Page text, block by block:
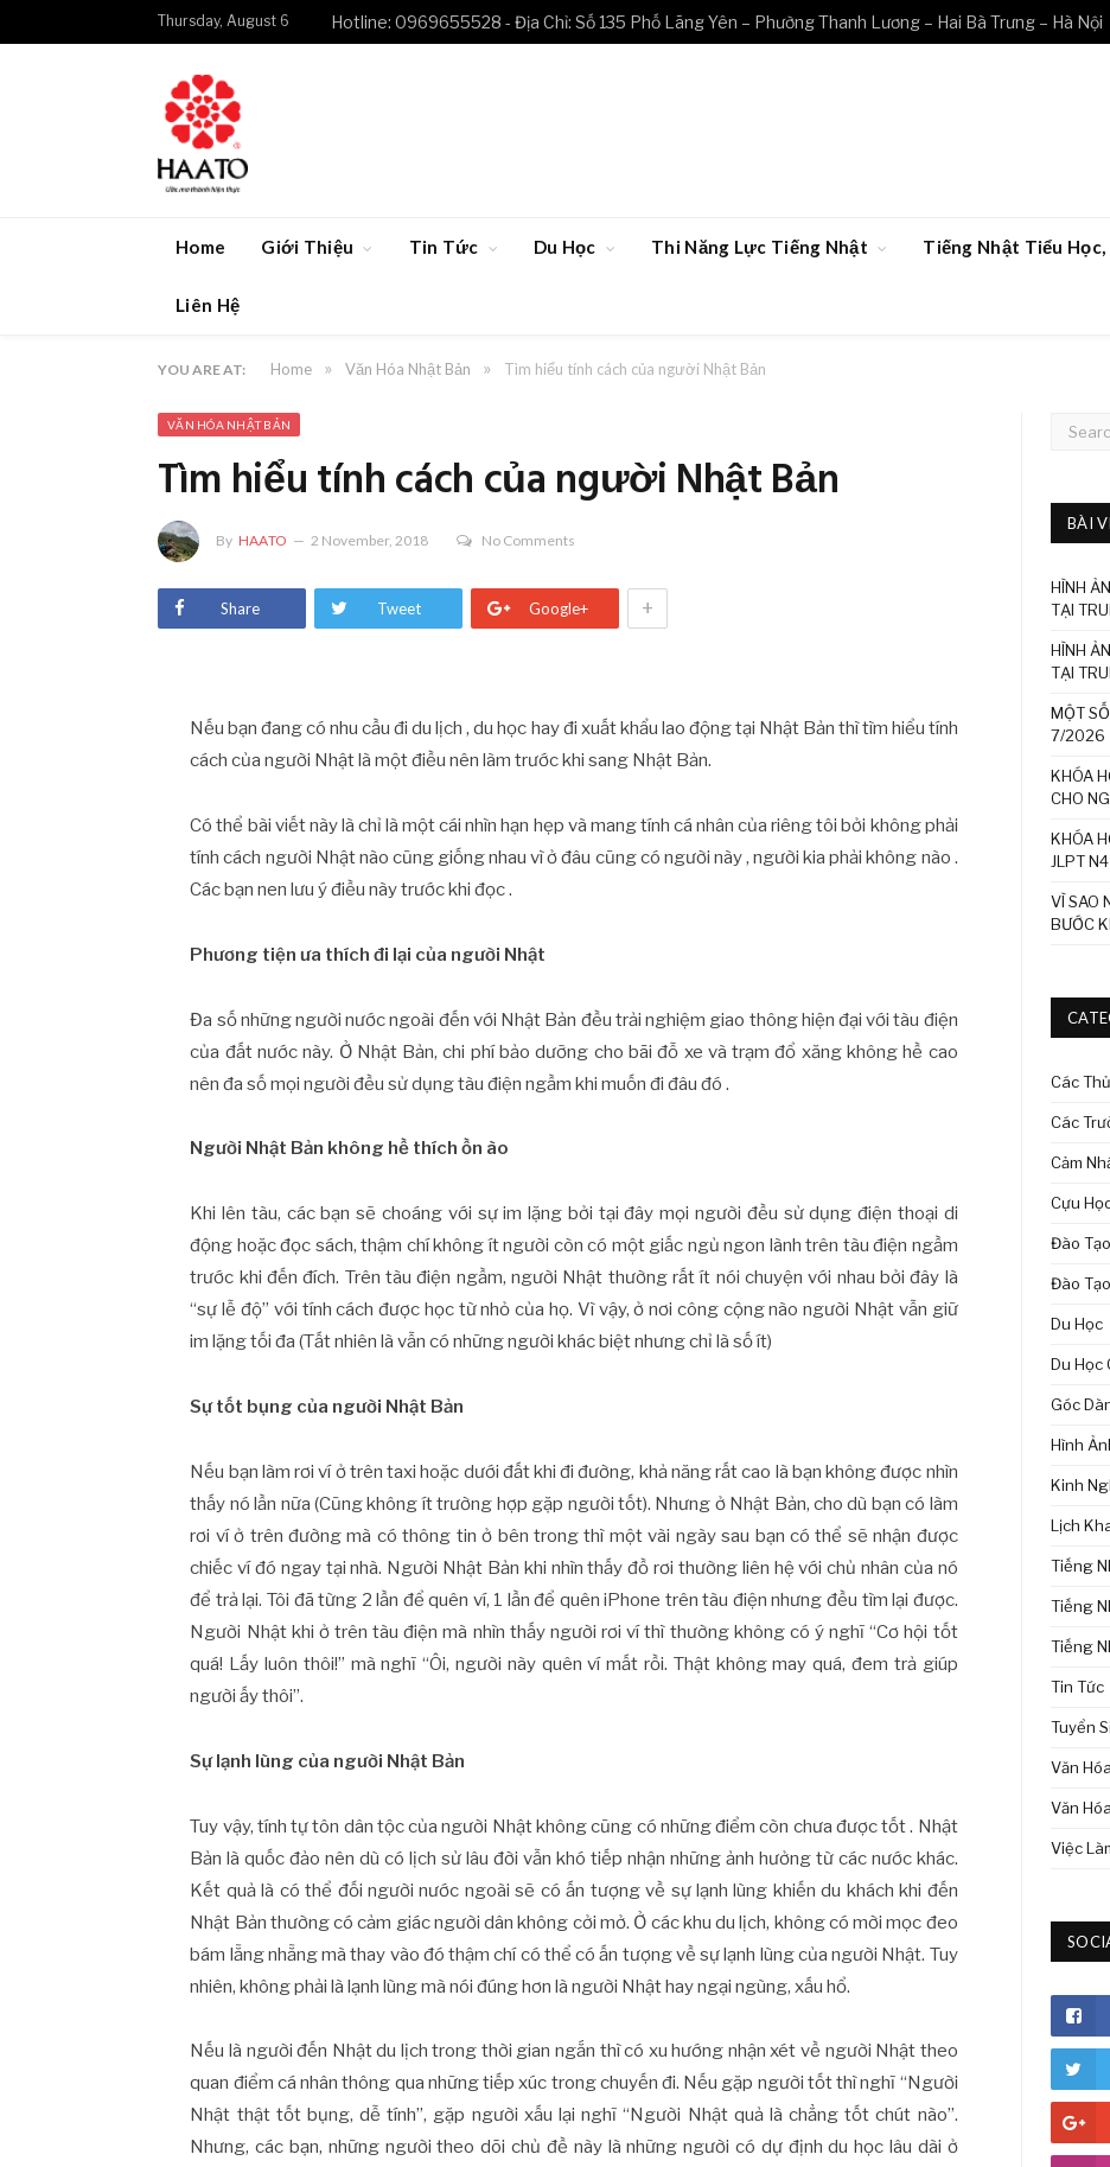
Thursday, August 6 Hotline: 0969655528 - Địa Chỉ: Số 135 Phố Lãng Yên – Phường Thanh Lương – Hai Bà Trưng – Hà Nội
Home Giới Thiệu Tin Tức Du Học Thi Năng Lực Tiếng Nhật Tiếng Nhật Tiểu Học,
Liên Hệ
YOU ARE AT: Home » Văn Hóa Nhật Bản » Tìm hiểu tính cách của người Nhật Bản
VĂN HÓA NHẬT BẢN
Tìm hiểu tính cách của người Nhật Bản
By HAATO 2 November, 2018 No Comments
Share Tweet Google+ +
Nếu bạn đang có nhu cầu đi du lịch , du học hay đi xuất khẩu lao động tại Nhật Bản thì tìm hiểu tính
cách của người Nhật là một điều nên làm trước khi sang Nhật Bản.
Có thể bài viết này là chỉ là một cái nhìn hạn hẹp và mang tính cá nhân của riêng tôi bởi không phải
tính cách người Nhật nào cũng giống nhau vì ở đâu cũng có người này , người kia phải không nào .
Các bạn nen lưu ý điều này trước khi đọc .
Phương tiện ưa thích đi lại của người Nhật
Đa số những người nước ngoài đến với Nhật Bản đều trải nghiệm giao thông hiện đại với tàu điện
của đất nước này. Ở Nhật Bản, chi phí bảo dưỡng cho bãi đỗ xe và trạm đổ xăng không hề cao
nên đa số mọi người đều sử dụng tàu điện ngầm khi muốn đi đâu đó .
Người Nhật Bản không hề thích ồn ào
Khi lên tàu, các bạn sẽ choáng với sự im lặng bởi tại đây mọi người đều sử dụng điện thoại di
động hoặc đọc sách, thậm chí không ít người còn có một giấc ngủ ngon lành trên tàu điện ngầm
trước khi đến đích. Trên tàu điện ngầm, người Nhật thường rất ít nói chuyện với nhau bởi đây là
“sự lễ độ” với tính cách được học từ nhỏ của họ. Vì vậy, ở nơi công cộng nào người Nhật vẫn giữ
im lặng tối đa (Tất nhiên là vẫn có những người khác biệt nhưng chỉ là số ít)
Sự tốt bụng của người Nhật Bản
Nếu bạn làm rơi ví ở trên taxi hoặc dưới đất khi đi đường, khả năng rất cao là bạn không được nhìn
thấy nó lần nữa (Cũng không ít trường hợp gặp người tốt). Nhưng ở Nhật Bản, cho dù bạn có làm
rơi ví ở trên đường mà có thông tin ở bên trong thì một vài ngày sau bạn có thể sẽ nhận được
chiếc ví đó ngay tại nhà. Người Nhật Bản khi nhìn thấy đồ rơi thường liên hệ với chủ nhân của nó
để trả lại. Tôi đã từng 2 lần để quên ví, 1 lần để quên iPhone trên tàu điện nhưng đều tìm lại được.
Người Nhật khi ở trên tàu điện mà nhìn thấy người rơi ví thì thường không có ý nghĩ “Cơ hội tốt
quá! Lấy luôn thôi!” mà nghĩ “Ôi, người này quên ví mất rồi. Thật không may quá, đem trả giúp
người ấy thôi”.
Sự lạnh lùng của người Nhật Bản
Tuy vậy, tính tự tôn dân tộc của người Nhật không cũng có những điểm còn chưa được tốt . Nhật
Bản là quốc đảo nên dù có lịch sử lâu đời vẫn khó tiếp nhận những ảnh hưởng từ các nước khác.
Kết quả là có thể đối người nước ngoài sẽ có ấn tượng về sự lạnh lùng khiến du khách khi đến
Nhật Bản thường có cảm giác người dân không cởi mở. Ở các khu du lịch, không có mời mọc đeo
bám lẵng nhẵng mà thay vào đó thậm chí có thể có ấn tượng về sự lạnh lùng của người Nhật. Tuy
nhiên, không phải là lạnh lùng mà nói đúng hơn là người Nhật hay ngại ngùng, xấu hổ.
Nếu là người đến Nhật du lịch trong thời gian ngắn thì có xu hướng nhận xét về người Nhật theo
quan điểm cá nhân thông qua những tiếp xúc trong chuyến đi. Nếu gặp người tốt thì nghĩ “Người
Nhật thật tốt bụng, dễ tính”, gặp người xấu lại nghĩ “Người Nhật quả là chẳng tốt chút nào”.
Nhưng, các bạn, những người theo dõi chủ đề này là những người có dự định du học lâu dài ở
BÀI
HÌNH
TẠI
HÌNH
TẠI
MỘT
7/2026
KHÓA
CHO
KHÓA
JLPT
VÌ SAO
BƯỚC
Các
Các
Cảm
Cựu
Đào
Đào
Du Học
Du Học
Góc
Hình
Kinh
Lịch
Tiếng
Tiếng
Tiếng
Tin Tức
Tuyển
Văn
Văn
Việc